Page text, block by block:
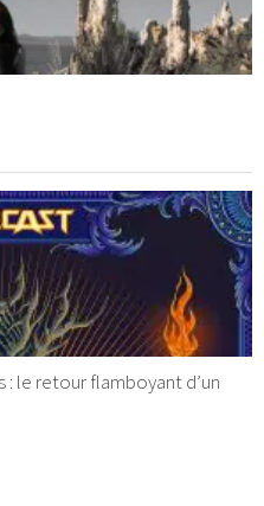
: le retour flamboyant d’un